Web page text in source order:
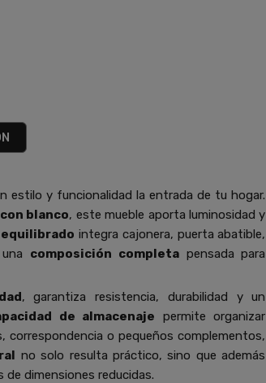
estilo y funcionalidad la entrada de tu hogar.
blanco, este mueble aporta luminosidad y
integra cajonera, puerta abatible,
composición completapensada para
, garantiza resistencia, durabilidad y un
de almacenaje permite organizar
o pequeños complementos,
no solo resulta práctico, sino que además
de dimensiones reducidas.